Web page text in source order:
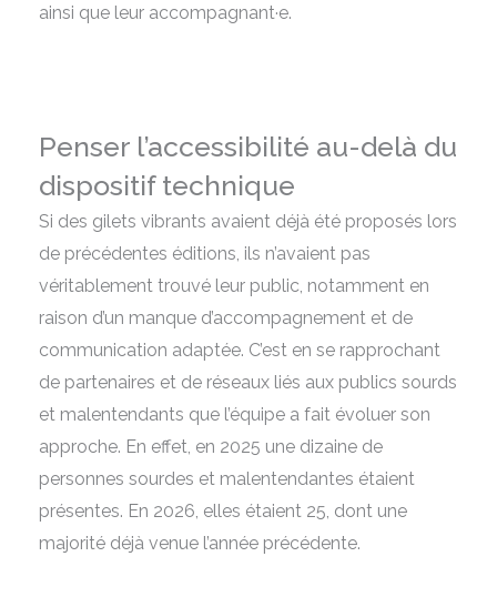
ainsi que leur accompagnant·e.
Penser l’accessibilité au-delà du
dispositif technique
Si des gilets vibrants avaient déjà été proposés lors
de précédentes éditions, ils n’avaient pas
véritablement trouvé leur public, notamment en
raison d’un manque d’accompagnement et de
communication adaptée. C’est en se rapprochant
de partenaires et de réseaux liés aux publics sourds
et malentendants que l’équipe a fait évoluer son
approche. En effet, en 2025 une dizaine de
personnes sourdes et malentendantes étaient
présentes. En 2026, elles étaient 25, dont une
majorité déjà venue l’année précédente.